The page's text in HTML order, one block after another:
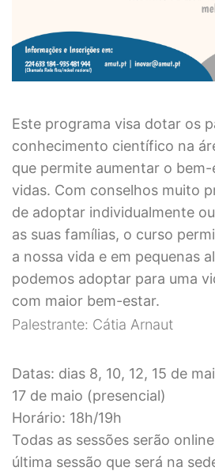
Este programa visa dotar os
conhecimento científico na
que permite aumentar o bem-
vidas. Com conselhos muito
de adoptar individualmente
as suas famílias, o curso
a nossa vida e em pequenas
podemos adoptar para uma
com maior bem-estar.
Palestrante: Cátia Arnaut
Datas: dias 8, 10, 12, 15 de
17 de maio (presencial)
Horário: 18h/19h
Todas as sessões serão
última sessão que será na